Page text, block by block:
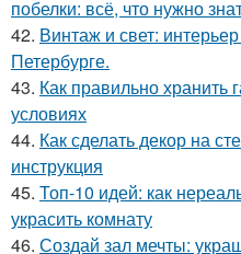
побелки: всё, что нужно
42. Винтаж и свет:
Петербурге.
43. Как правильно
условиях
44. Как сделать декор на
инструкция
45. Топ-10 идей: как
украсить комнату
46. Создай зал мечты: